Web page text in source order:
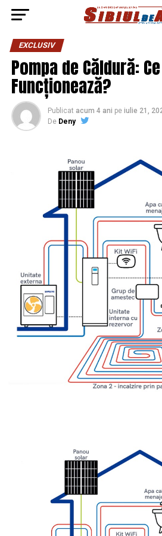
EXCLUSIV
Pompa de Căldură:
Funcționează?
Publicat acum 4 ani pe iulie 21,
De Deny